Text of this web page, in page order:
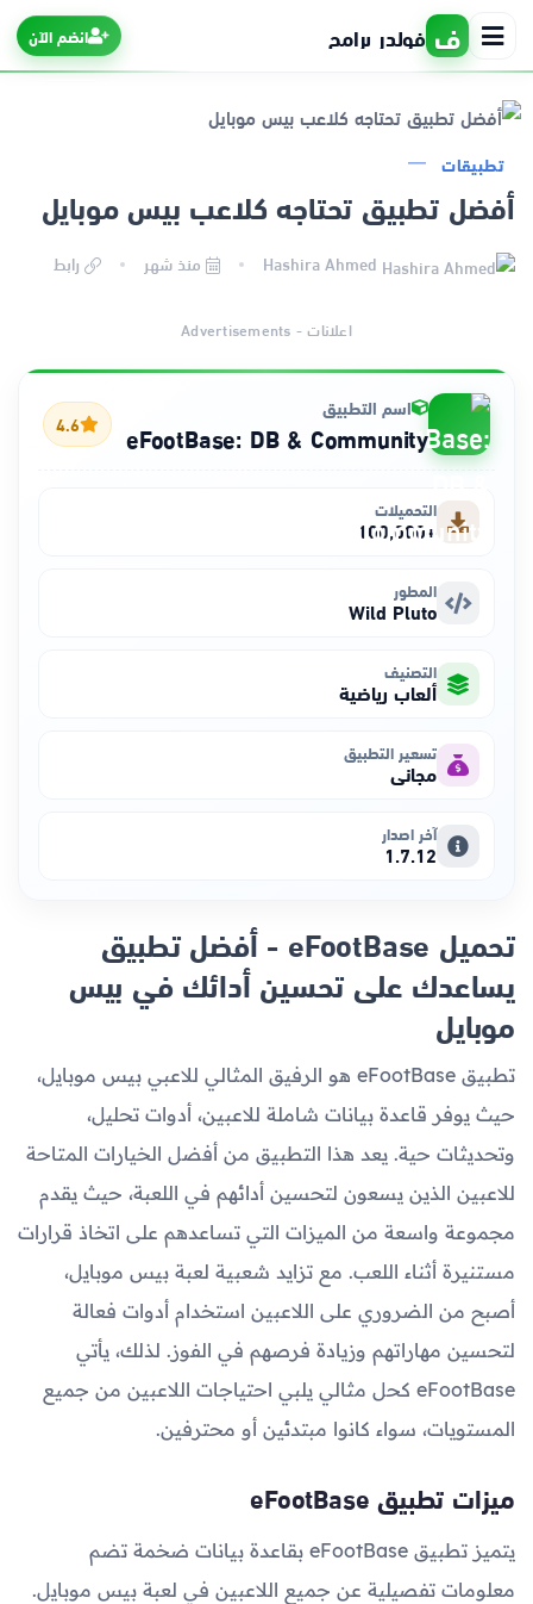
ف فولدر برامج انضم الآن
التطبيقات
تطبيقات
أفضل تطبيق تحتاجه كلاعب بيس موبايل
منذ شهر رابط
اعلانات - Advertisements
اسم التطبيق
eFootBase: DB & Community
4.6
التحميلات
+100,000
المطور
Wild Pluto
التصنيف
ألعاب رياضية
تسعير التطبيق
مجاني
آخر اصدار
1.7.12
تحميل eFootBase - أفضل تطبيق
يساعدك على تحسين أدائك في بيس
موبايل
تطبيق eFootBase هو الرفيق المثالي للاعبي بيس موبايل،
حيث يوفر قاعدة بيانات شاملة للاعبين، أدوات تحليل،
وتحديثات حية. يعد هذا التطبيق من أفضل الخيارات المتاحة
للاعبين الذين يسعون لتحسين أدائهم في اللعبة، حيث يقدم
مجموعة واسعة من الميزات التي تساعدهم على اتخاذ قرارات
مستنيرة أثناء اللعب. مع تزايد شعبية لعبة بيس موبايل،
أصبح من الضروري على اللاعبين استخدام أدوات فعالة
لتحسين مهاراتهم وزيادة فرصهم في الفوز. لذلك، يأتي
eFootBase كحل مثالي يلبي احتياجات اللاعبين من جميع
المستويات، سواء كانوا مبتدئين أو محترفين.
ميزات تطبيق eFootBase
يتميز تطبيق eFootBase بقاعدة بيانات ضخمة تضم
معلومات تفصيلية عن جميع اللاعبين في لعبة بيس موبايل.